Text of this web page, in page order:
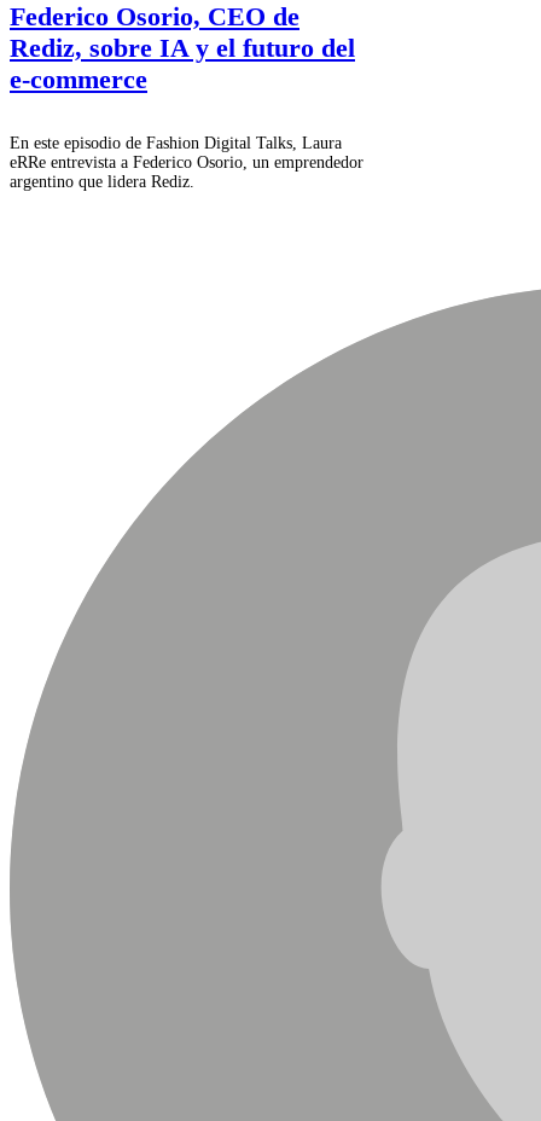
Federico Osorio, CEO de
Rediz, sobre IA y el futuro del
e-commerce
En este episodio de Fashion Digital Talks, Laura
eRRe entrevista a Federico Osorio, un emprendedor
argentino que lidera Rediz.